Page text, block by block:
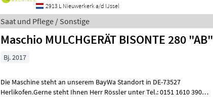
2913 L Nieuwerkerk a/d IJssel
Saat und Pflege / Sonstige
Maschio MULCHGERÄT BISONTE 280 "AB"
Bj. 2017
Die Maschine steht an unserem BayWa Standort in DE-73527
Herlikofen.Gerne steht Ihnen Herr Rössler unter Tel.: 0151 1610 3908